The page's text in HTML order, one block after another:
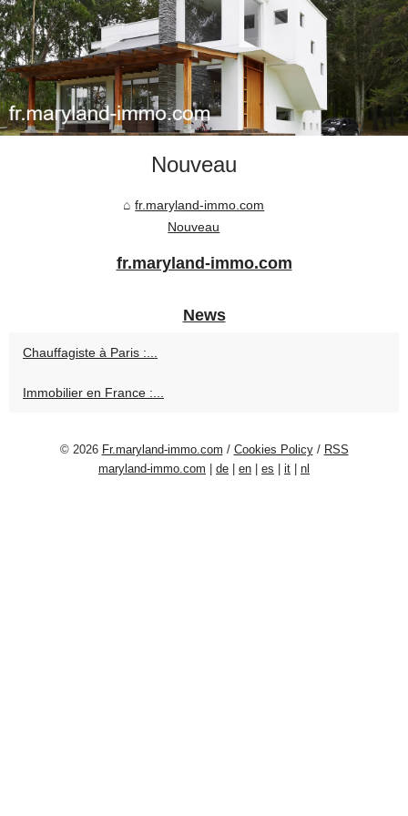
Nouveau
fr.maryland-immo.com
Nouveau
fr.maryland-immo.com
News
Chauffagiste à Paris :...
Immobilier en France :...
© 2026 Fr.maryland-immo.com / Cookies Policy/ RSS
maryland-immo.com
de en es it nl